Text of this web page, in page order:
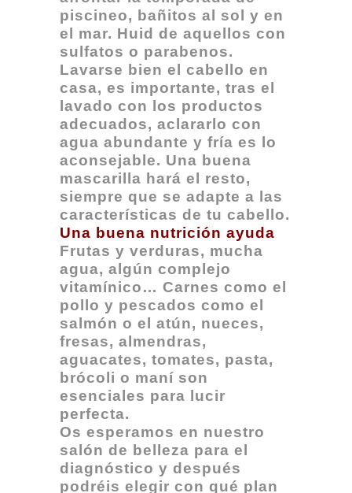
piscineo, bañitos al sol y en
el mar. Huid de aquellos con
sulfatos o parabenos.
Lavarse bien el cabello en
casa, es importante, tras el
lavado con los productos
adecuados, aclararlo con
agua abundante y fría es lo
aconsejable. Una buena
mascarilla hará el resto,
siempre que se adapte a las
características de tu cabello.
Una buena nutrición ayuda
Frutas y verduras, mucha
agua, algún complejo
vitamínico… Carnes como el
pollo y pescados como el
salmón o el atún, nueces,
fresas, almendras,
aguacates, tomates, pasta,
brócoli o maní son
esenciales para lucir
perfecta.
Os esperamos en nuestro
salón de belleza para el
diagnóstico y después
podréis elegir con qué plan